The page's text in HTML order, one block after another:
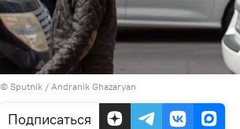
© Sputnik / Andranik Ghazaryan
Подписаться